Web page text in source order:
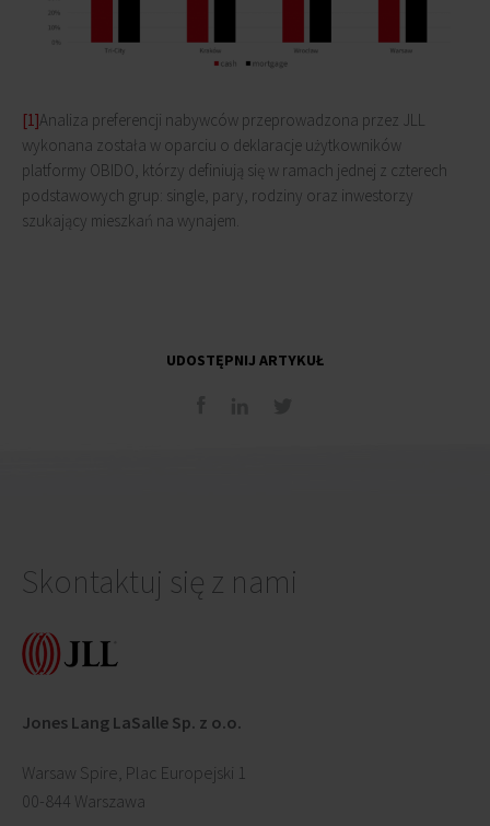
[1]Analiza preferencji nabywców przeprowadzona przez JLL
wykonana została w oparciu o deklaracje użytkowników
platformy OBIDO, którzy definiują się w ramach jednej z czterech
podstawowych grup: single, pary, rodziny oraz inwestorzy
szukający mieszkań na wynajem.
UDOSTĘPNIJ ARTYKUŁ
Skontaktuj się z nami
Jones Lang LaSalle Sp. z o.o.
Warsaw Spire, Plac Europejski 1
00-844 Warszawa